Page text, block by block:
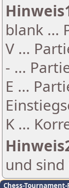
blank ...
V ...
- ...
E ...
K ...
und
Chess-